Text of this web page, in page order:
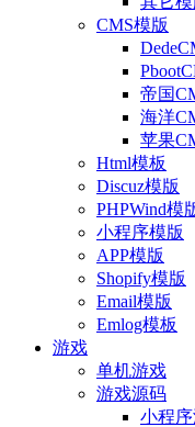
CMS模版
帝国
海洋
苹果
Html模板
Discuz模版
PHPWind模
小程序模版
APP模版
Shopify模版
Email模版
Emlog模板
游戏
单机游戏
游戏源码
小程